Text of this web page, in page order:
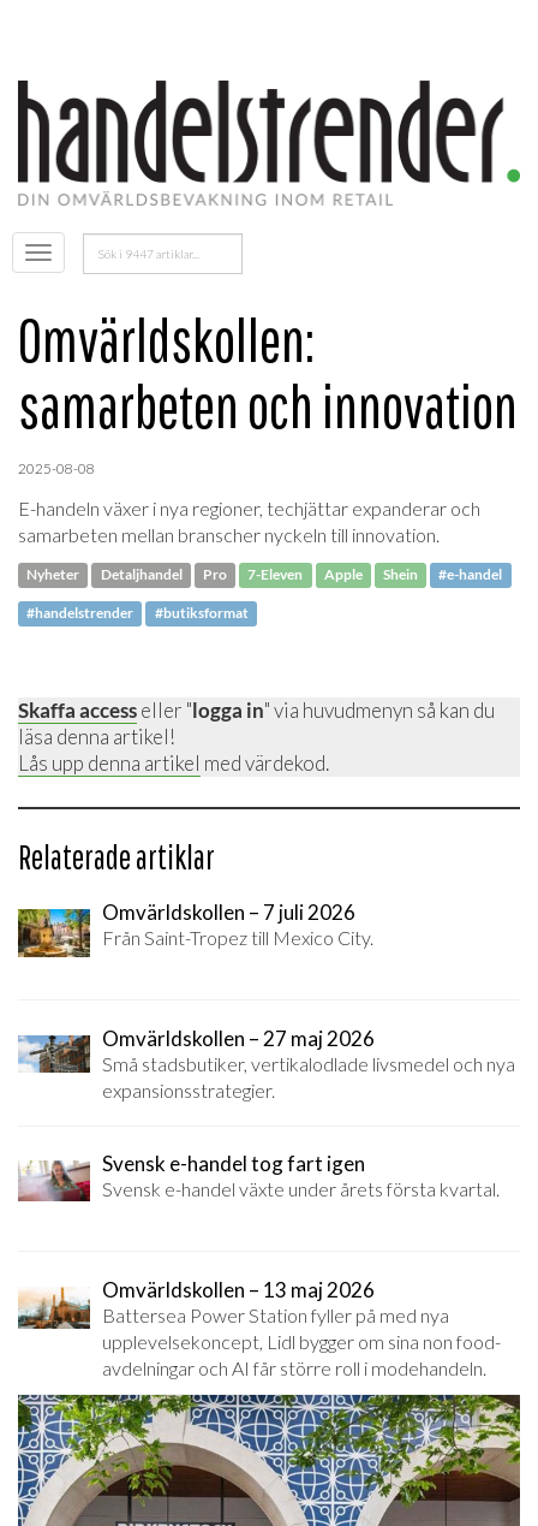
Öppna
menyn
Sök
efter:
Omvärldskollen:
samarbeten och innovation
2025-08-08
E-handeln växer i nya regioner, techjättar expanderar och
samarbeten mellan branscher nyckeln till innovation.
Nyheter Detaljhandel Pro 7-Eleven Apple Shein #e-handel
#handelstrender #butiksformat
Skaffa accesseller "logga in" via huvudmenyn så kan du
läsa denna artikel!
Lås upp denna artikel med värdekod.
Relaterade artiklar
Omvärldskollen – 7 juli 2026
Från Saint-Tropez till Mexico City.
Omvärldskollen – 27 maj 2026
Små stadsbutiker, vertikalodlade livsmedel och nya
expansionsstrategier.
Svensk e-handel tog fart igen
Svensk e-handel växte under årets första kvartal.
Omvärldskollen – 13 maj 2026
Battersea Power Station fyller på med nya
upplevelsekoncept, Lidl bygger om sina non food-
avdelningar och AI får större roll i modehandeln.